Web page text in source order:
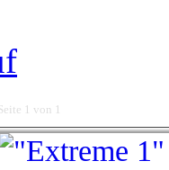
1 von 1